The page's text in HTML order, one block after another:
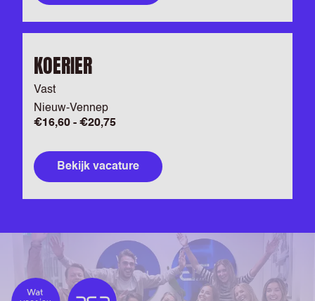
KOERIER
Vast
Nieuw-Vennep
€16,60 - €20,75
Bekijk vacature